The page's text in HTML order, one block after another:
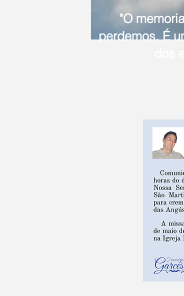
"O
perdemos. É